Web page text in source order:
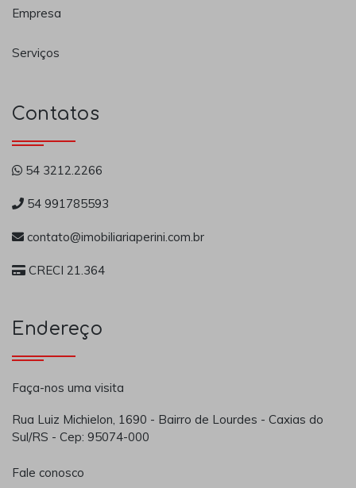
Empresa
Serviços
Contatos
54 3212.2266
54 991785593
contato@imobiliariaperini.com.br
CRECI 21.364
Endereço
Faça-nos uma visita
Rua Luiz Michielon, 1690 - Bairro de Lourdes - Caxias do
Sul/RS - Cep: 95074-000
Fale conosco